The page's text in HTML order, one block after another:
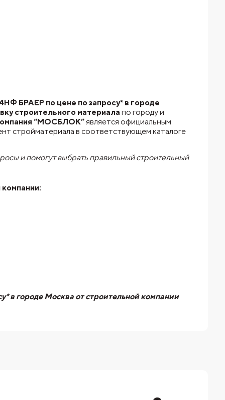
БРАЕР по цене по запросу* в городе
строительного материала по городу и
“МОСБЛОК”является официальным
стройматериала в соответствующем каталоге
и помогут выбрать правильный строительный
в городе Москва от строительной компании